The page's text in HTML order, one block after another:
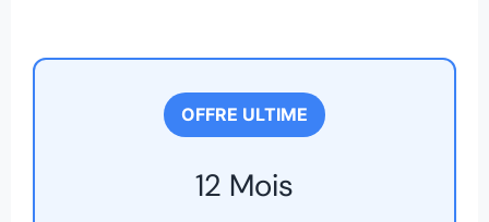
OFFRE ULTIME
12 Mois